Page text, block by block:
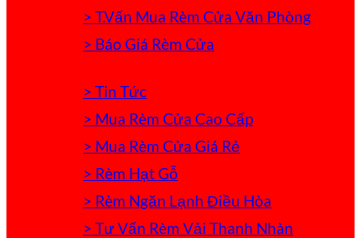
> T.Vấn Mua Rèm Cửa Văn Phòng
> Báo Giá Rèm Cửa
> Tin Tức
> Mua Rèm Cửa Cao Cấp
> Mua Rèm Cửa Giá Rẻ
> Rèm Hạt Gỗ
> Rèm Ngăn Lạnh Điều Hòa
> Tư Vấn Rèm Vải Thanh Nhàn